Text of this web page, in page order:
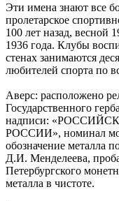
Эти имена знают все
пролетарское
100 лет назад, весной
1936 года. Клубы
стенах занимаются
любителей спорта по
Аверс: расположено
Государственного
надписи:
РОССИИ», номинал
обозначение металла
Д.И. Менделеева,
Петербургского
металла в чистоте.